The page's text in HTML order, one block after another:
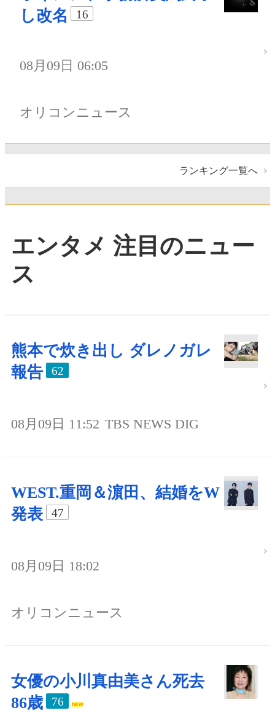
し改名
16
08月09日 06:05
オリコンニュース
ランキング一覧へ
エンタメ 注目のニュー
ス
熊本で炊き出し ダレノガレ
報告
62
08月09日 11:52 TBS NEWS DIG
WEST.重岡＆濵田、結婚をW
発表
47
08月09日 18:02
オリコンニュース
女優の小川真由美さん死去
86歳
76